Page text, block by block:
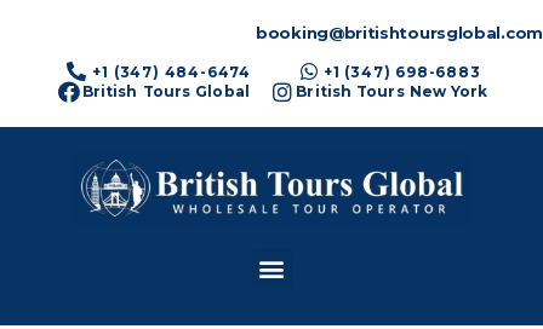
booking@britishtoursglobal.com
+1 (347) 484-6474
+1 (347) 698-6883
British Tours Global
British Tours New York